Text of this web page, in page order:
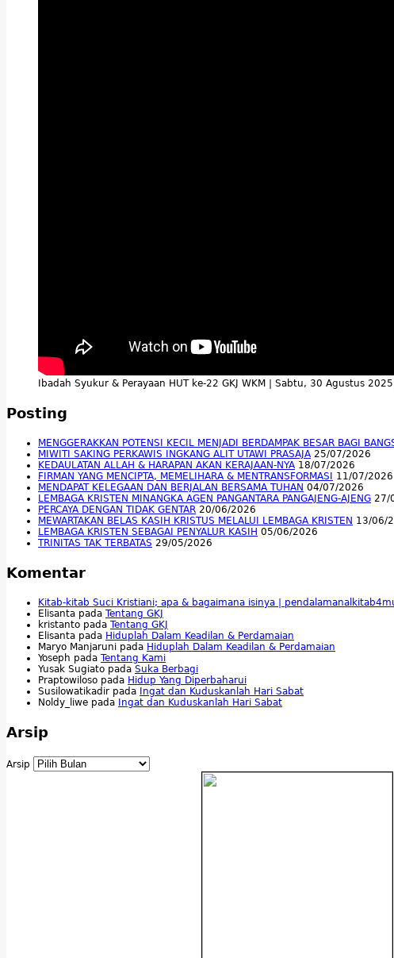
Ibadah Syukur & Perayaan HUT ke-22 GKJ WKM | Sabtu, 30 Agustus
Posting
MENGGERAKKAN POTENSI KECIL MENJADI BERDAMPAK BESAR BAGI
MIWITI SAKING PERKAWIS INGKANG ALIT UTAWI PRASAJA 25/07/2026
KEDAULATAN ALLAH & HARAPAN AKAN KERAJAAN-NYA 18/07/2026
FIRMAN YANG MENCIPTA, MEMELIHARA & MENTRANSFORMASI 11/07/2026
MENDAPAT KELEGAAN DAN BERJALAN BERSAMA TUHAN 04/07/2026
LEMBAGA KRISTEN MINANGKA AGEN PANGANTARA PANGAJENG-AJENG 27/
PERCAYA DENGAN TIDAK GENTAR 20/06/2026
MEWARTAKAN BELAS KASIH KRISTUS MELALUI LEMBAGA KRISTEN 13/06/
LEMBAGA KRISTEN SEBAGAI PENYALUR KASIH 05/06/2026
TRINITAS TAK TERBATAS 29/05/2026
Komentar
Kitab-kitab Suci Kristiani; apa & bagaimana isinya |
Elisanta pada Tentang GKJ
kristanto pada Tentang GKJ
Elisanta pada Hiduplah Dalam Keadilan & Perdamaian
Maryo Manjaruni pada Hiduplah Dalam Keadilan & Perdamaian
Yoseph pada Tentang Kami
Yusak Sugiato pada Suka Berbagi
Praptowiloso pada Hidup Yang Diperbaharui
Susilowatikadir pada Ingat dan Kuduskanlah Hari Sabat
Noldy_liwe pada Ingat dan Kuduskanlah Hari Sabat
Arsip
Arsip